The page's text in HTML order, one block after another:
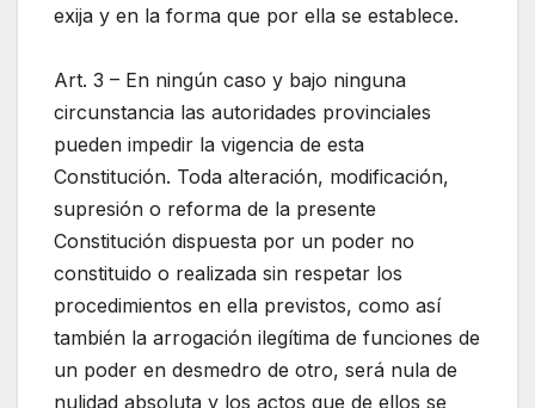
exija y en la forma que por ella se establece.
Art. 3 – En ningún caso y bajo ninguna
circunstancia las autoridades provinciales
pueden impedir la vigencia de esta
Constitución. Toda alteración, modificación,
supresión o reforma de la presente
Constitución dispuesta por un poder no
constituido o realizada sin respetar los
procedimientos en ella previstos, como así
también la arrogación ilegítima de funciones de
un poder en desmedro de otro, será nula de
nulidad absoluta y los actos que de ellos se